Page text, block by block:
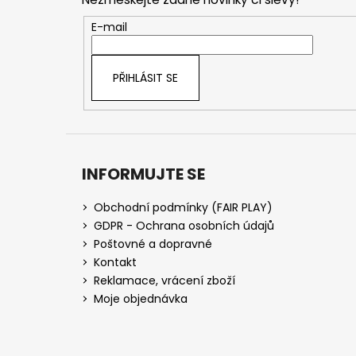
E-mail
PŘIHLÁSIT SE
INFORMUJTE SE
Obchodní podmínky (FAIR PLAY)
GDPR - Ochrana osobních údajů
Poštovné a dopravné
Kontakt
Reklamace, vrácení zboží
Moje objednávka